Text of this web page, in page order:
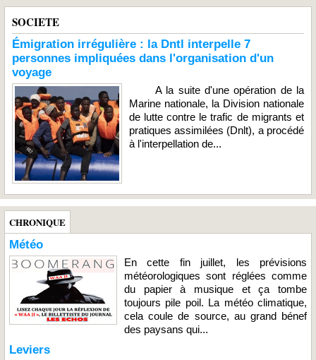
SOCIETE
Émigration irrégulière : la Dntl interpelle 7
personnes impliquées dans l'organisation d'un
voyage
A la suite d'une opération de la
Marine nationale, la Division nationale
de lutte contre le trafic de migrants et
pratiques assimilées (Dnlt), a procédé
à l'interpellation de...
CHRONIQUE
Météo
En cette fin juillet, les prévisions
météorologiques sont réglées comme
du papier à musique et ça tombe
toujours pile poil. La météo climatique,
cela coule de source, au grand bénef
des paysans qui...
Leviers